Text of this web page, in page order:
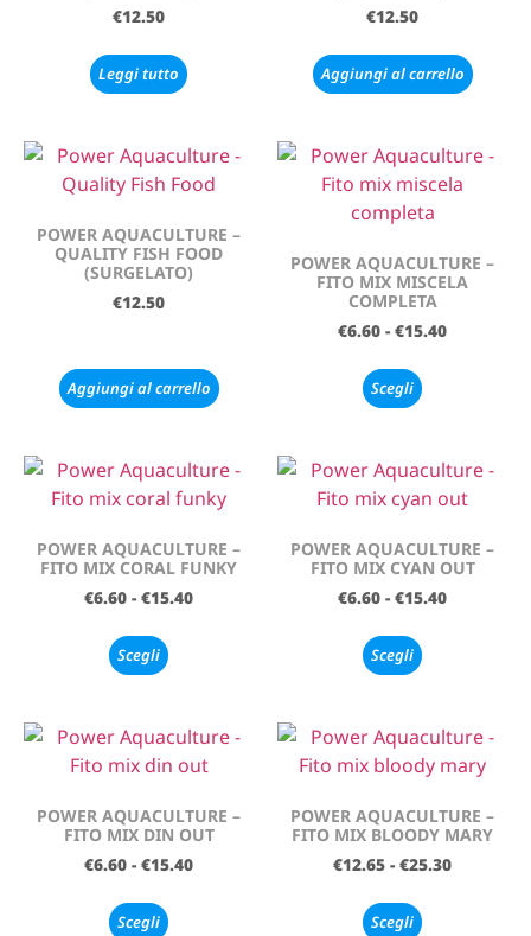
€12.50
Leggi tutto
€12.50
Aggiungi al carrello
POWER AQUACULTURE –
QUALITY FISH FOOD
(SURGELATO)
€12.50
Aggiungi al carrello
POWER AQUACULTURE –
FITO MIX MISCELA
COMPLETA
€6.60 - €15.40
Scegli
POWER AQUACULTURE –
FITO MIX CORAL FUNKY
€6.60 - €15.40
Scegli
POWER AQUACULTURE –
FITO MIX CYAN OUT
€6.60 - €15.40
Scegli
POWER AQUACULTURE –
FITO MIX DIN OUT
€6.60 - €15.40
Scegli
POWER AQUACULTURE –
FITO MIX BLOODY MARY
€12.65 - €25.30
Scegli